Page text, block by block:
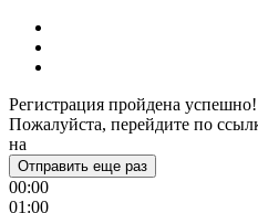
Регистрация пройдена успешно!
Пожалуйста, перейдите по
на
Отправить еще раз
00:00
01:00